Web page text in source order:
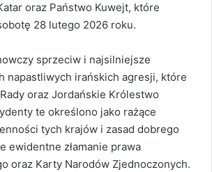
oraz Państwo Kuwejt, które
28 lutego 2026 roku.
sprzeciw i najsilniejsze
napastliwych irańskich agresji, które
oraz Jordańskie Królestwo
te określono jako rażące
tych krajów i zasad dobrego
ewidentne złamanie prawa
oraz Karty Narodów Zjednoczonych.